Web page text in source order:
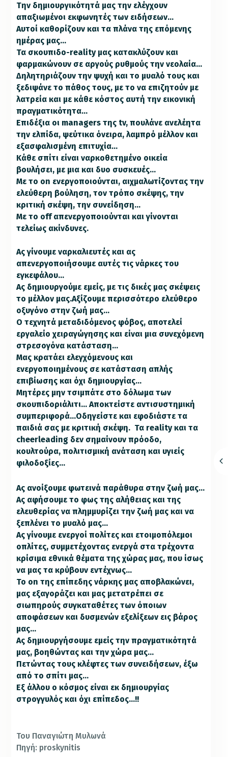
Την δημιουργικότητά μας την ελέγχουν
απαξιωμένοι εκφωνητές των ειδήσεων…
Αυτοί καθορίζουν και τα πλάνα της επόμενης
ημέρας μας…
Τα σκουπιδο-reality μας κατακλύζουν και
φαρμακώνουν σε αργούς ρυθμούς την νεολαία…
Δηλητηριάζουν την ψυχή και το μυαλό τους και
ξεδιψάνε το πάθος τους, με το να επιζητούν με
λατρεία και με κάθε κόστος αυτή την εικονική
πραγματικότητα…
Επιδέξια οι managers της tv, πουλάνε ανελέητα
την ελπίδα, ψεύτικα όνειρα, λαμπρό μέλλον και
εξασφαλισμένη επιτυχία…
Κάθε σπίτι είναι ναρκοθετημένο οικεία
βουλήσει, με μια και δυο συσκευές…
Με το on ενεργοποιούνται, αιχμαλωτίζοντας την
ελεύθερη βούληση, τον τρόπο σκέψης, την
κριτική σκέψη, την συνείδηση…
Με το off απενεργοποιούνται και γίνονται
τελείως ακίνδυνες.
Ας γίνουμε ναρκαλιευτές και ας
απενεργοποιήσουμε αυτές τις νάρκες του
εγκεφάλου…
Ας δημιουργούμε εμείς, με τις δικές μας σκέψεις
το μέλλον μας.Αξίζουμε περισσότερο ελεύθερο
οξυγόνο στην ζωή μας…
Ο τεχνητά μεταδιδόμενος φόβος, αποτελεί
εργαλείο χειραγώγησης και είναι μια συνεχόμενη
στρεσογόνα κατάσταση…
Μας κρατάει ελεγχόμενους και
ενεργοποιημένους σε κατάσταση απλής
επιβίωσης και όχι δημιουργίας…
Μητέρες μην τσιμπάτε στο δόλωμα των
σκουπιδοριάλιτι… Αποκτείστε αντισυστημική
συμπεριφορά…Οδηγείστε και εφοδιάστε τα
παιδιά σας με κριτική σκέψη. Τα reality και τα
cheerleading δεν σημαίνουν πρόοδο,
κουλτούρα, πολιτισμική ανάταση και υγιείς
φιλοδοξίες…
Ας ανοίξουμε φωτεινά παράθυρα στην ζωή μας…
Ας αφήσουμε το φως της αλήθειας και της
ελευθερίας να πλημμυρίζει την ζωή μας και να
ξεπλένει το μυαλό μας…
Ας γίνουμε ενεργοί πολίτες και ετοιμοπόλεμοι
οπλίτες, συμμετέχοντας ενεργά στα τρέχοντα
κρίσιμα εθνικά θέματα της χώρας μας, που ίσως
να μας τα κρύβουν εντέχνως…
Το on της επίπεδης νάρκης μας αποβλακώνει,
μας εξαγοράζει και μας μετατρέπει σε
σιωπηρούς συγκαταθέτες των όποιων
αποφάσεων και δυσμενών εξελίξεων εις βάρος
μας…
Ας δημιουργήσουμε εμείς την πραγματικότητά
μας, βοηθώντας και την χώρα μας…
Πετώντας τους κλέφτες των συνειδήσεων, έξω
από το σπίτι μας…
Εξ άλλου ο κόσμος είναι εκ δημιουργίας
στρογγυλός και όχι επίπεδος…!!
Του Παναγιώτη Μυλωνά
Πηγή: proskynitis